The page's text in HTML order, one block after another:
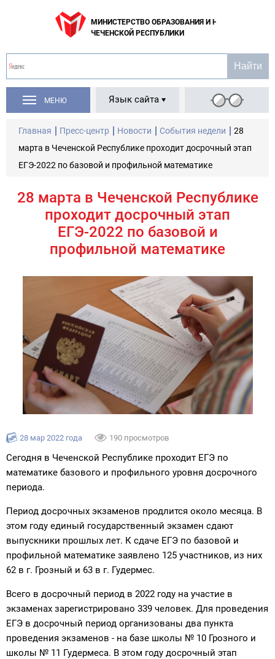
МИНИСТЕРСТВО ОБРАЗОВАНИЯ И НАУКИ
ЧЕЧЕНСКОЙ РЕСПУБЛИКИ
МЕНЮ Язык сайта
Главная Пресс-центр Новости События недели
28
марта в Чеченской Республике проходит досрочный этап
ЕГЭ-2022 по базовой и профильной математике
28 марта в Чеченской Республике
проходит досрочный этап
ЕГЭ-2022 по базовой и
профильной математике
28 мар 2022 года 190 просмотров
Сегодня в Чеченской Республике проходит ЕГЭ по
математике базового и профильного уровня досрочного
периода.
Период досрочных экзаменов продлится около месяца. В
этом году единый государственный экзамен сдают
выпускники прошлых лет. К сдаче ЕГЭ по базовой и
профильной математике заявлено 125 участников, из них
62 в г. Грозный и 63 в г. Гудермес.
Всего в досрочный период в 2022 году на участие в
экзаменах зарегистрировано 339 человек. Для проведения
ЕГЭ в досрочный период организованы два пункта
проведения экзаменов - на базе школы № 10 Грозного и
школы № 11 Гудермеса. В этом году досрочный этап